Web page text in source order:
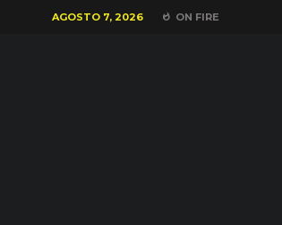
AGOSTO 7, 2026 ON FIRE